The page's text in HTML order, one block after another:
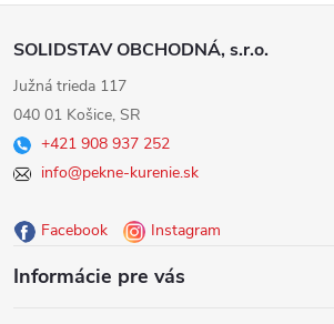
Z
á
p
ä
SOLIDSTAV OBCHODNÁ, s.r.o.
Južná trieda 117
040 01 Košice, SR
+421 908 937 252
info@pekne-kurenie.sk
Facebook Instagram
Informácie pre vás